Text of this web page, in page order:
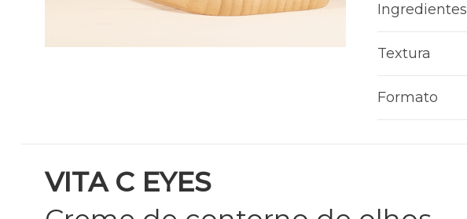
Ingredientes
Textura
Formato
VITA C EYES